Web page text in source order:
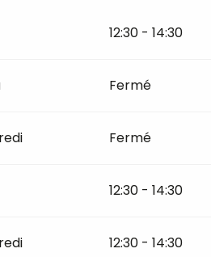
12:30 - 14:30
Fermé
Fermé
12:30 - 14:30
12:30 - 14:30